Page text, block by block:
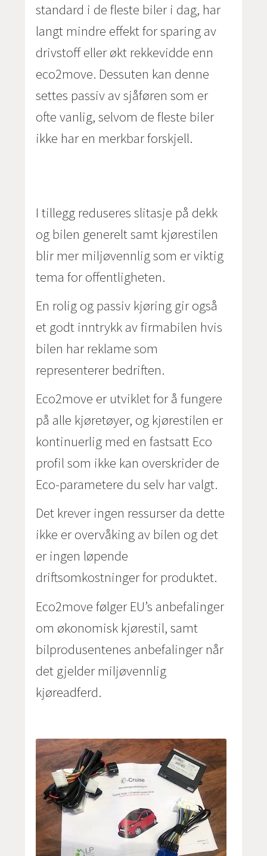
standard i de fleste biler i dag, har
langt mindre effekt for sparing av
drivstoff eller økt rekkevidde enn
eco2move. Dessuten kan denne
settes passiv av sjåføren som er
ofte vanlig, selvom de fleste biler
ikke har en merkbar forskjell.
I tillegg reduseres slitasje på dekk
og bilen generelt samt kjørestilen
blir mer miljøvennlig som er viktig
tema for offentligheten.
En rolig og passiv kjøring gir også
et godt inntrykk av firmabilen hvis
bilen har reklame som
representerer bedriften.
Eco2move er utviklet for å fungere
på alle kjøretøyer, og kjørestilen er
kontinuerlig med en fastsatt Eco
profil som ikke kan overskrider de
Eco-parametere du selv har valgt.
Det krever ingen ressurser da dette
ikke er overvåking av bilen og det
er ingen løpende
driftsomkostninger for produktet.
Eco2move følger EU’s anbefalinger
om økonomisk kjørestil, samt
bilprodusentenes anbefalinger når
det gjelder miljøvennlig
kjøreadferd.